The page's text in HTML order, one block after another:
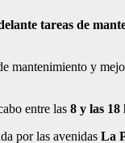
tareas de
mantenimiento y
entre las 8 y las 18
por las avenidas La